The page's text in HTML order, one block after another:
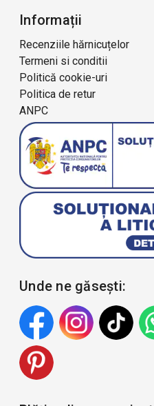
Informații
Recenziile hărnicuțelor
Termeni si conditii
Politică cookie-uri
Politica de retur
ANPC
Unde ne găsești: